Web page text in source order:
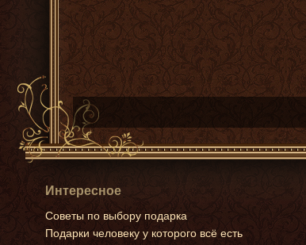
Интересное
Советы по выбору подарка
Подарки человеку у которого всё есть